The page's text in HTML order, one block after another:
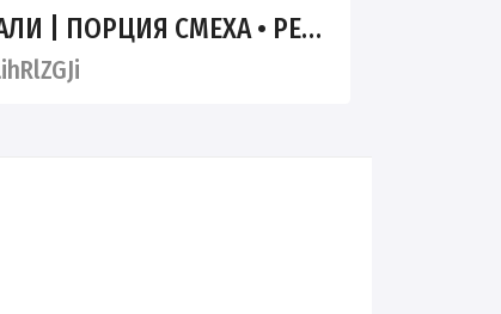
| ПОРЦИЯ СМЕХА • РЕЛАКС